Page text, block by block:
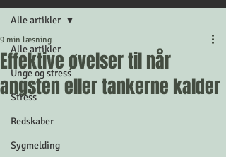
Alle artikler
Unge og stress
Stress
Redskaber
Sygmelding
Alle artikler
Effektive øvelser til når
angsten eller tankerne kalder
9 min læsning